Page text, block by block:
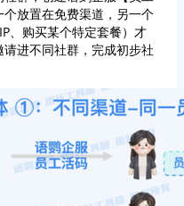
放置在免费渠道，另一个
、购买某个特定套餐）才
进不同社群，完成初步社